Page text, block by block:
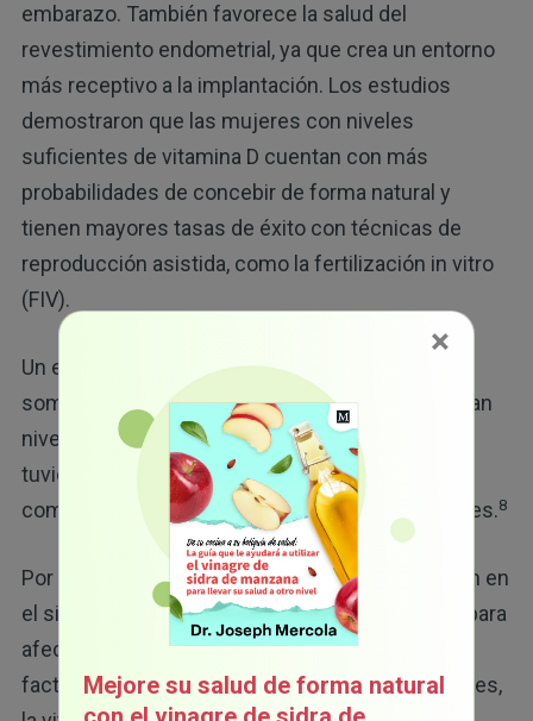
embarazo. También favorece la salud del
revestimiento endometrial, ya que crea un entorno
más receptivo a la implantación. Los estudios
demostraron que las mujeres con niveles
suficientes de vitamina D cuentan con más
probabilidades de concebir de forma natural y
tienen mayores tasas de éxito con técnicas de
reproducción asistida, como la fertilización in vitro
(FIV).
Un estudio descubrió que las mujeres que se
sometieron a tratamientos de fertilidad que tenían
niveles de vitamina D superiores a 30 ng/mL
tuvieron tasas de embarazo más altas en
comparación con aquellas con niveles deficientes.8
Por otra parte, la vitamina D reduce la inflamación en
el sistema reproductivo. Esto es de gran ayuda para
afecciones como la endometriosis, que es un
factor que influye en la fertilidad. Para los hombres,
×
Mejore su salud de forma natural